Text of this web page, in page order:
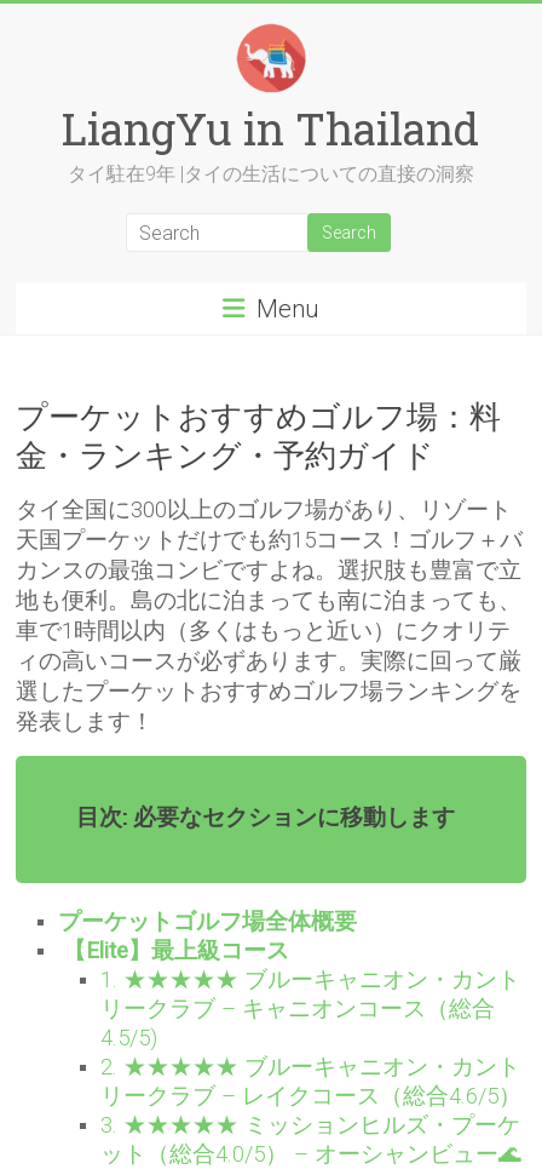
LiangYu in Thailand
タイ駐在9年 |タイの生活についての直接の洞察
Menu
プーケットおすすめゴルフ場：料
金・ランキング・予約ガイド
タイ全国に300以上のゴルフ場があり、リゾート
天国プーケットだけでも約15コース！ゴルフ＋バ
カンスの最強コンビですよね。選択肢も豊富で立
地も便利。島の北に泊まっても南に泊まっても、
車で1時間以内（多くはもっと近い）にクオリテ
ィの高いコースが必ずあります。実際に回って厳
選したプーケットおすすめゴルフ場ランキングを
発表します！
目次: 必要なセクションに移動します
プーケットゴルフ場全体概要
【Elite】最上級コース
1. ★★★★★ ブルーキャニオン・カント
リークラブ – キャニオンコース（総合
4.5/5)
2. ★★★★★ ブルーキャニオン・カント
リークラブ – レイクコース（総合4.6/5）
3. ★★★★★ ミッションヒルズ・プーケ
ット（総合4.0/5） – オーシャンビュー🌊